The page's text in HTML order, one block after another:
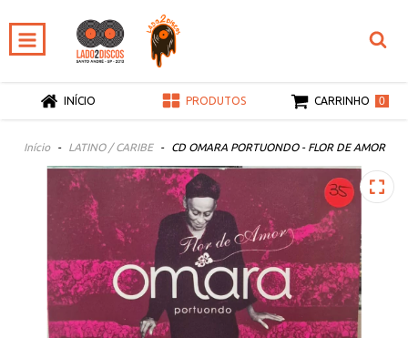
INÍCIO PRODUTOS CARRINHO 0
Início - LATINO / CARIBE - CD OMARA PORTUONDO - FLOR DE AMOR